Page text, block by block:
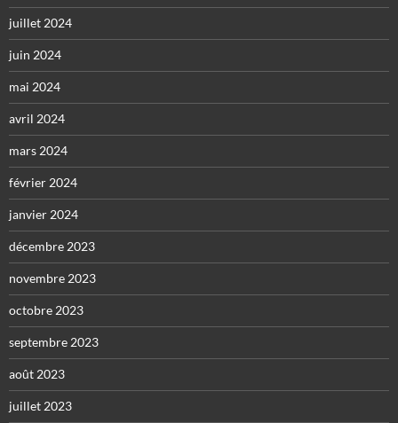
juillet 2024
juin 2024
mai 2024
avril 2024
mars 2024
février 2024
janvier 2024
décembre 2023
novembre 2023
octobre 2023
septembre 2023
août 2023
juillet 2023